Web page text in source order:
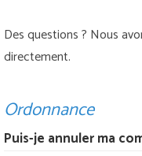
Des questions ? Nous
directement.
Ordonnance
Puis-je annuler ma